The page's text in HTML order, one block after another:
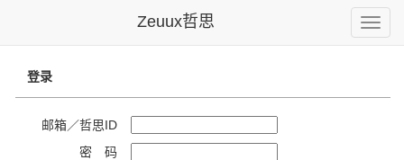
Toggle
Zeuux哲思
登录
邮箱／哲思ID
密 码